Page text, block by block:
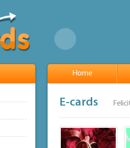
Home
E-cards